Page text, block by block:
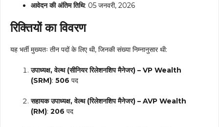
आवेदन की अंतिम तिथि: 05 जनवरी, 2026
रिक्तियों का विवरण
यह भर्ती मुख्यतः तीन पदों के लिए थी, जिनकी संख्या निम्नानुसार थी:
उपाध्यक्ष, वेल्थ (सीनियर रिलेशनशिप मैनेजर) – VP Wealth
(SRM): 506 पद
सहायक उपाध्यक्ष, वेल्थ (रिलेशनशिप मैनेजर) – AVP Wealth
(RM): 206 पद